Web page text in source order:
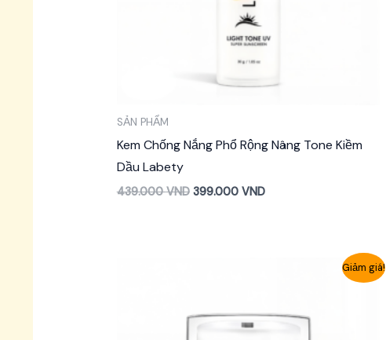
SẢN PHẨM
Kem Chống Nắng Phổ Rộng Nâng Tone Kiềm
Dầu Labety
439.000VND 399.000 VND
Giảm giá!